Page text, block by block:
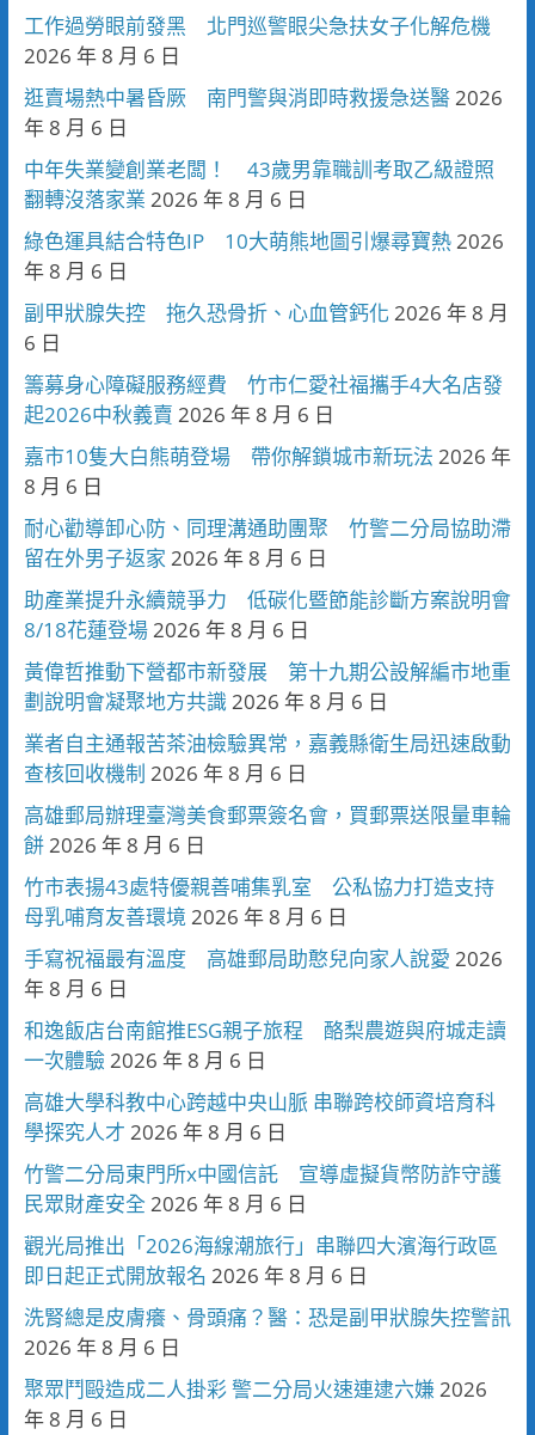
工作過勞眼前發黑 北門巡警眼尖急扶女子化解危機
2026 年 8 月 6 日
逛賣場熱中暑昏厥 南門警與消即時救援急送醫2026
年 8 月 6 日
中年失業變創業老闆！ 43歲男靠職訓考取乙級證照
翻轉沒落家業 2026 年 8 月 6 日
綠色運具結合特色IP 10大萌熊地圖引爆尋寶熱2026
年 8 月 6 日
副甲狀腺失控 拖久恐骨折、心血管鈣化 2026 年 8 月
6 日
籌募身心障礙服務經費 竹市仁愛社福攜手4大名店發
起2026中秋義賣 2026 年 8 月 6 日
嘉市10隻大白熊萌登場 帶你解鎖城市新玩法 2026 年
8 月 6 日
耐心勸導卸心防、同理溝通助團聚 竹警二分局協助滯
留在外男子返家 2026 年 8 月 6 日
助產業提升永續競爭力 低碳化暨節能診斷方案說明會
8/18花蓮登場2026 年 8 月 6 日
黃偉哲推動下營都市新發展 第十九期公設解編市地重
劃說明會凝聚地方共識2026 年 8 月 6 日
業者自主通報苦茶油檢驗異常，嘉義縣衛生局迅速啟動
查核回收機制 2026 年 8 月 6 日
高雄郵局辦理臺灣美食郵票簽名會，買郵票送限量車輪
餅2026 年 8 月 6 日
竹市表揚43處特優親善哺集乳室 公私協力打造支持
母乳哺育友善環境2026 年 8 月 6 日
手寫祝福最有溫度 高雄郵局助憨兒向家人說愛 2026
年 8 月 6 日
和逸飯店台南館推ESG親子旅程 酪梨農遊與府城走讀
一次體驗2026 年 8 月 6 日
高雄大學科教中心跨越中央山脈 串聯跨校師資培育科
學探究人才 2026 年 8 月 6 日
竹警二分局東門所x中國信託 宣導虛擬貨幣防詐守護
民眾財產安全 2026 年 8 月 6 日
觀光局推出「2026海線潮旅行」串聯四大濱海行政區
即日起正式開放報名 2026 年 8 月 6 日
洗腎總是皮膚癢、骨頭痛？醫：恐是副甲狀腺失控警訊
2026 年 8 月 6 日
聚眾鬥毆造成二人掛彩 警二分局火速連逮六嫌2026
年 8 月 6 日